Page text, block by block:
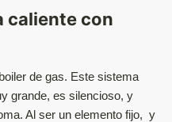
caliente con
de gas. Este sistema
grande, es silencioso, y
Al ser un elemento fijo, y